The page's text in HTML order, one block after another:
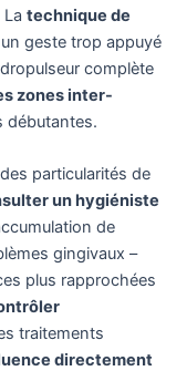
technique de
geste trop appuyé
complète
zones inter-
débutantes.
particularités de
un hygiéniste
de
gingivaux –
plus rapprochées
traitements
directement